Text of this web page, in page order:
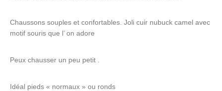
Chaussons souples et confortables. Joli cuir nubuck camel avec
motif souris que l’ on adore
Peux chausser un peu petit .
Idéal pieds « normaux » ou ronds